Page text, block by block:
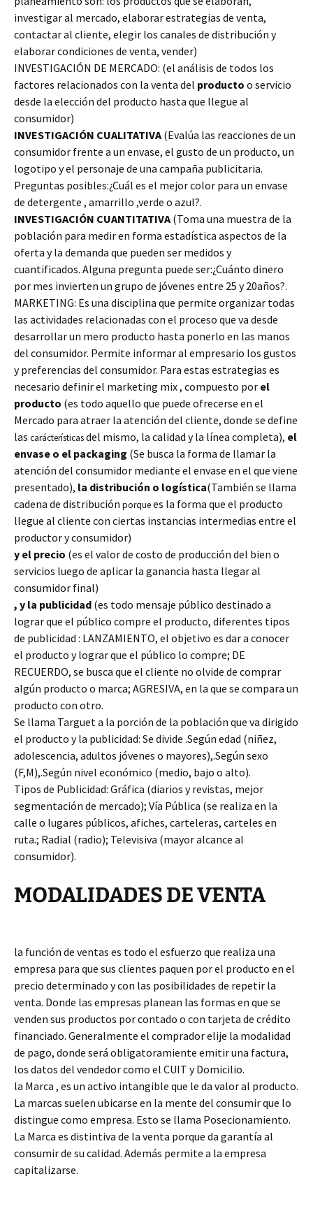
investigar al mercado, elaborar estrategias de venta,
contactar al cliente, elegir los canales de distribución y
elaborar condiciones de venta, vender)
INVESTIGACIÓN DE MERCADO: (el análisis de todos los
factores relacionados con la venta del producto o servicio
desde la elección del producto hasta que llegue al
consumidor)
INVESTIGACIÓN CUALITATIVA(Evalúa las reacciones de un
consumidor frente a un envase, el gusto de un producto, un
logotipo y el personaje de una campaña publicitaria.
Preguntas posibles:¿Cuál es el mejor color para un envase
de detergente , amarrillo ,verde o azul?.
INVESTIGACIÓN CUANTITATIVA(Toma una muestra de la
población para medir en forma estadística aspectos de la
oferta y la demanda que pueden ser medidos y
cuantificados. Alguna pregunta puede ser:¿Cuánto dinero
por mes invierten un grupo de jóvenes entre 25 y 20años?.
MARKETING: Es una disciplina que permite organizar todas
las actividades relacionadas con el proceso que va desde
desarrollar un mero producto hasta ponerlo en las manos
del consumidor. Permite informar al empresario los gustos
y preferencias del consumidor. Para estas estrategias es
necesario definir el marketing mix , compuesto por el
producto (es todo aquello que puede ofrecerse en el
Mercado para atraer la atención del cliente, donde se define
las carácterísticasdel mismo, la calidad y la línea completa), el
envase o el packaging (Se busca la forma de llamar la
atención del consumidor mediante el envase en el que viene
presentado), la distribución o logística(También se llama
cadena de distribución porquees la forma que el producto
llegue al cliente con ciertas instancias intermedias entre el
productor y consumidor)
y el precio (es el valor de costo de producción del bien o
servicios luego de aplicar la ganancia hasta llegar al
consumidor final)
, y la publicidad (es todo mensaje público destinado a
lograr que el público compre el producto, diferentes tipos
de publicidad : LANZAMIENTO, el objetivo es dar a conocer
el producto y lograr que el público lo compre; DE
RECUERDO, se busca que el cliente no olvide de comprar
algún producto o marca; AGRESIVA, en la que se compara un
producto con otro.
Se llama Targuet a la porción de la población que va dirigido
el producto y la publicidad: Se divide .Según edad (niñez,
adolescencia, adultos jóvenes o mayores),.Según sexo
(F,M),.Según nivel económico (medio, bajo o alto).
Tipos de Publicidad: Gráfica (diarios y revistas, mejor
segmentación de mercado); Vía Pública (se realiza en la
calle o lugares públicos, afiches, carteleras, carteles en
ruta.; Radial (radio); Televisiva (mayor alcance al
consumidor).
MODALIDADES DE VENTA
la función de ventas es todo el esfuerzo que realiza una
empresa para que sus clientes paquen por el producto en el
precio determinado y con las posibilidades de repetir la
venta. Donde las empresas planean las formas en que se
venden sus productos por contado o con tarjeta de crédito
financiado. Generalmente el comprador elije la modalidad
de pago, donde será obligatoramiente emitir una factura,
los datos del vendedor como el CUIT y Domicilio.
la Marca , es un activo intangible que le da valor al producto.
La marcas suelen ubicarse en la mente del consumir que lo
distingue como empresa. Esto se llama Posecionamiento.
La Marca es distintiva de la venta porque da garantía al
consumir de su calidad. Además permite a la empresa
capitalizarse.